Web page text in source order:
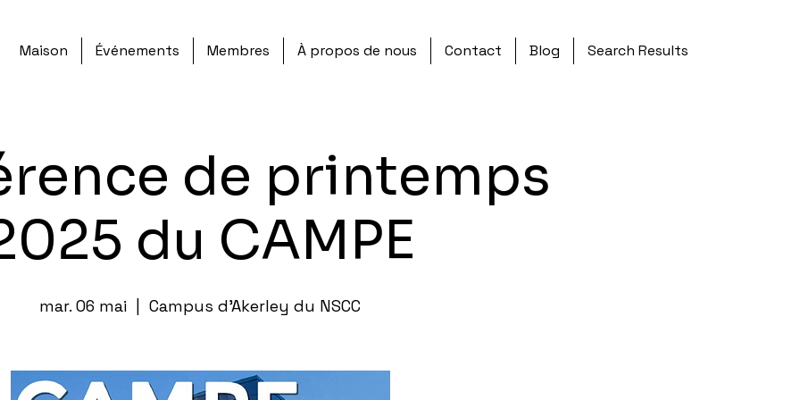
Maison Événements Membres À propos de nous Contact Blog Search Results
de printemps
du CAMPE
mar. 06 mai Campus d'Akerley du NSCC